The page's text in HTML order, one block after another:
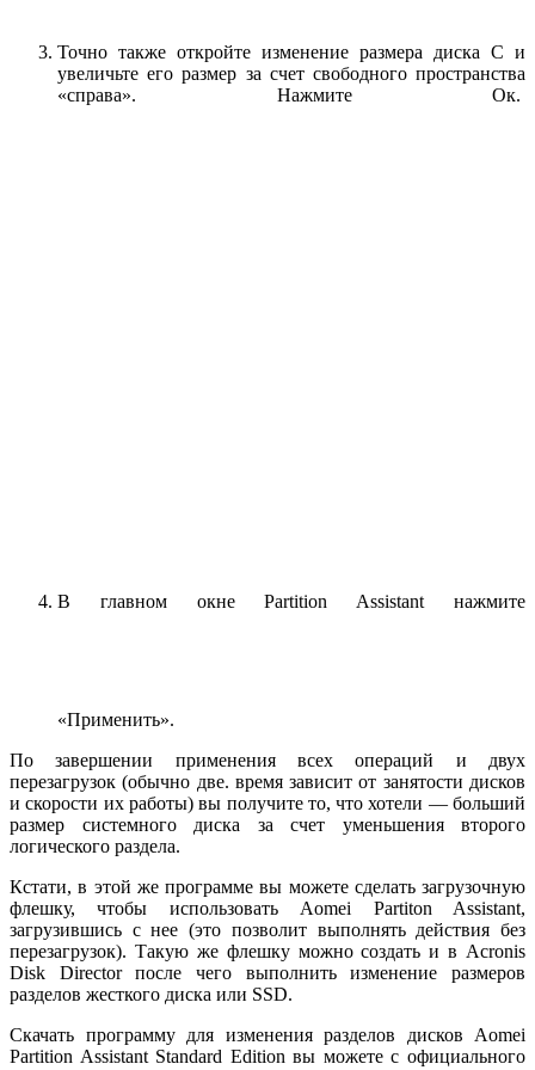
Точно также откройте изменение размера диска C и
увеличьте его размер за счет свободного пространства
«справа». Нажмите Ок.
В главном окне Partition Assistant нажмите
«Применить».
По завершении применения всех операций и двух
перезагрузок (обычно две. время зависит от занятости дисков
и скорости их работы) вы получите то, что хотели — больший
размер системного диска за счет уменьшения второго
логического раздела.
Кстати, в этой же программе вы можете сделать загрузочную
флешку, чтобы использовать Aomei Partiton Assistant,
загрузившись с нее (это позволит выполнять действия без
перезагрузок). Такую же флешку можно создать и в Acronis
Disk Director после чего выполнить изменение размеров
разделов жесткого диска или SSD.
Скачать программу для изменения разделов дисков Aomei
Partition Assistant Standard Edition вы можете с официального